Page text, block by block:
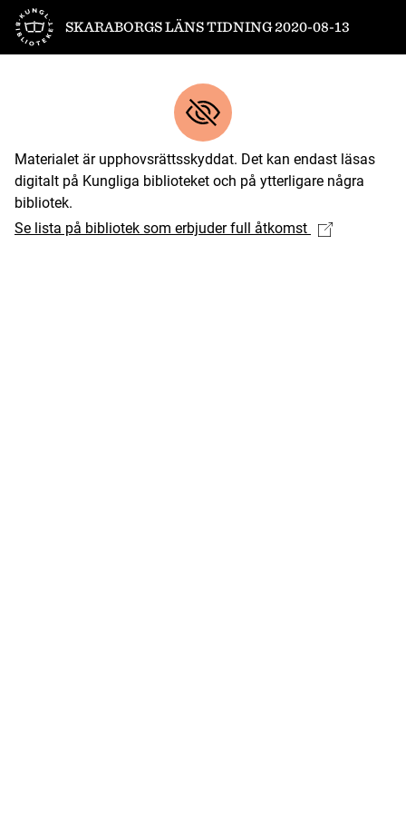
Till startsidan
SKARABORGS LÄNS TIDNING 2020-08-13
Materialet är upphovsrättsskyddat. Det kan endast läsas
digitalt på Kungliga biblioteket och på ytterligare några
bibliotek.
Se lista på bibliotek som erbjuder full åtkomst